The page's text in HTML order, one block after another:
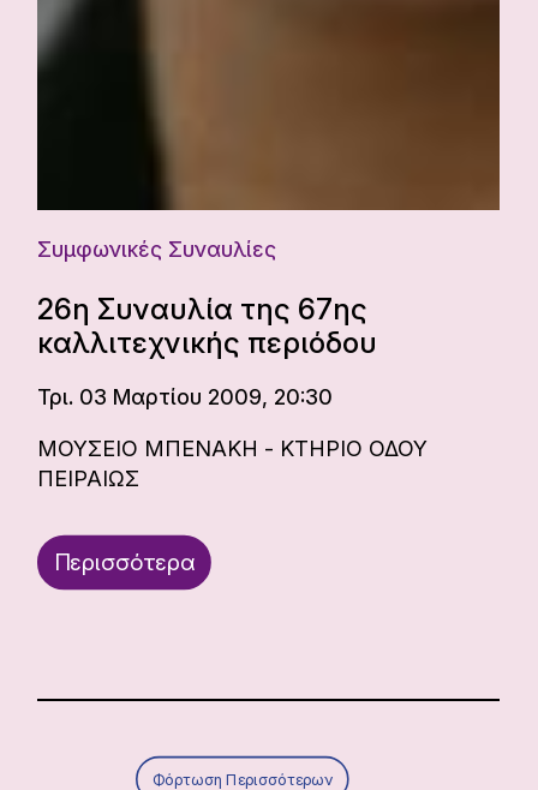
Συμφωνικές Συναυλίες
26η Συναυλία της 67ης
καλλιτεχνικής περιόδου
Τρι. 03 Μαρτίου 2009, 20:30
ΜΟΥΣΕΙΟ ΜΠΕΝΑΚΗ - ΚΤΗΡΙΟ ΟΔΟΥ
ΠΕΙΡΑΙΩΣ
Περισσότερα
Φόρτωση Περισσότερων